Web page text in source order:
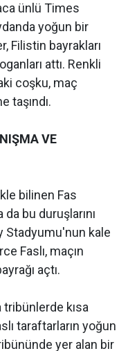
ünlü Times
yoğun bir
Filistin bayrakları
attı. Renkli
coşku, maç
taşındı.
VE
bilinen Fas
bu duruşlarını
Stadyumu'nun kale
Faslı, maçın
açtı.
tribünlerde kısa
taraftarların yoğun
yer alan bir